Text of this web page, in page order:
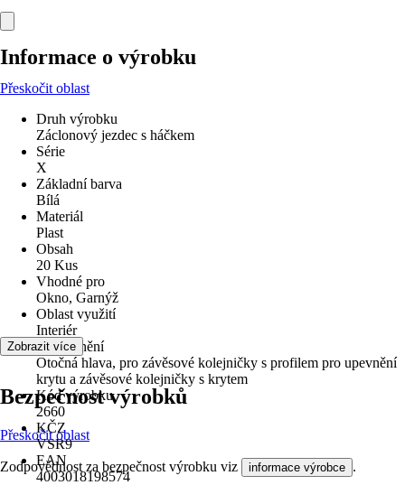
Informace o výrobku
Přeskočit oblast
Druh výrobku
Záclonový jezdec s háčkem
Série
X
Základní barva
Bílá
Materiál
Plast
Obsah
20 Kus
Vhodné pro
Okno, Garnýž
Oblast využití
Interiér
Upozornění
Otočná hlava, pro závěsové kolejničky s profilem pro upevnění
krytu a závěsové kolejničky s krytem
Kód výrobku
2660
KČZ
VSR9
EAN
4003018198574
Zobrazit více
Bezpečnost výrobků
Přeskočit oblast
Zodpovědnost za bezpečnost výrobku viz informace výrobce .